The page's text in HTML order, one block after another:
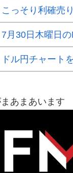
こっそり利確売
7月30日木曜日
ドル円チャート
あまあいます